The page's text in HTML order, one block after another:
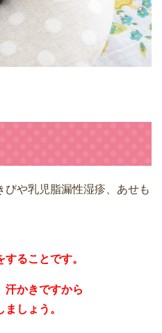
や乳児脂漏性湿疹、あせも
ることです。
汗かきですから
しょう。